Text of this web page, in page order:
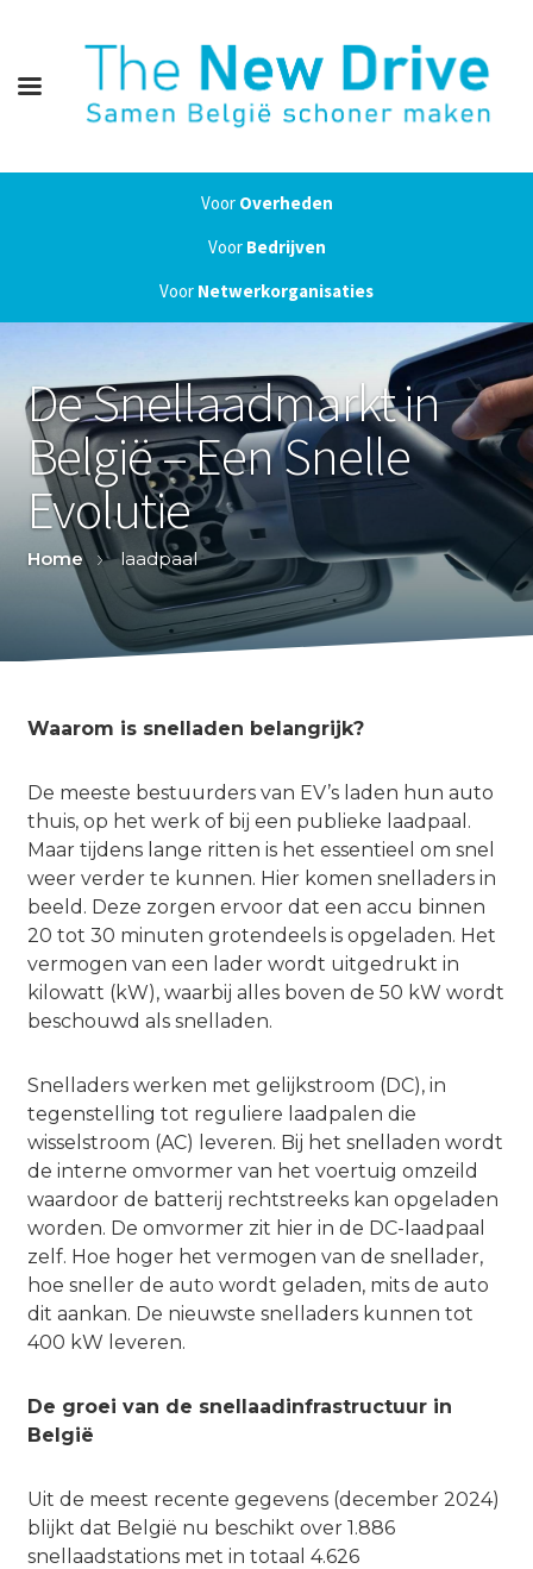
Voor Overheden
Voor Bedrijven
Voor Netwerkorganisaties
De Snellaadmarkt in
België – Een Snelle
Evolutie
Home laadpaal
Waarom is snelladen belangrijk?
De meeste bestuurders van EV’s laden hun auto
thuis, op het werk of bij een publieke laadpaal.
Maar tijdens lange ritten is het essentieel om snel
weer verder te kunnen. Hier komen snelladers in
beeld. Deze zorgen ervoor dat een accu binnen
20 tot 30 minuten grotendeels is opgeladen. Het
vermogen van een lader wordt uitgedrukt in
kilowatt (kW), waarbij alles boven de 50 kW wordt
beschouwd als snelladen.
Snelladers werken met gelijkstroom (DC), in
tegenstelling tot reguliere laadpalen die
wisselstroom (AC) leveren. Bij het snelladen wordt
de interne omvormer van het voertuig omzeild
waardoor de batterij rechtstreeks kan opgeladen
worden. De omvormer zit hier in de DC-laadpaal
zelf. Hoe hoger het vermogen van de snellader,
hoe sneller de auto wordt geladen, mits de auto
dit aankan. De nieuwste snelladers kunnen tot
400 kW leveren.
De groei van de snellaadinfrastructuur in
België
Uit de meest recente gegevens (december 2024)
blijkt dat België nu beschikt over 1.886
snellaadstations met in totaal 4.626